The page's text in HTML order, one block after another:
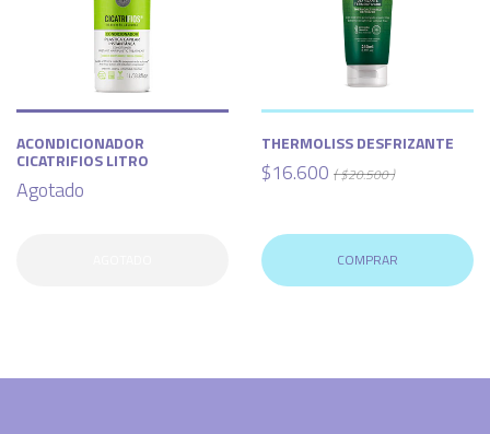
ACONDICIONADOR
CICATRIFIOS LITRO
Agotado
THERMOLISS DESFRIZANTE
$16.600 ( $20.500 )
COMPRAR